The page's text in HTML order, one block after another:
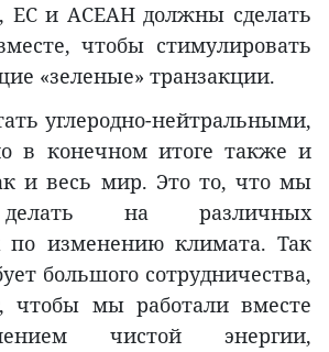
ЕС и АСЕАН должны сделать
чтобы стимулировать
«зеленые» транзакции.
углеродно-нейтральными,
в конечном итоге также и
и весь мир. Это то, что мы
делать на различных
по изменению климата. Так
большого сотрудничества,
чтобы мы работали вместе
чистой энергии,